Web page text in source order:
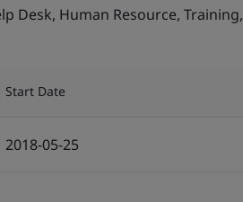
Desk, Human Resource, Training,
Start Date
2018-05-25